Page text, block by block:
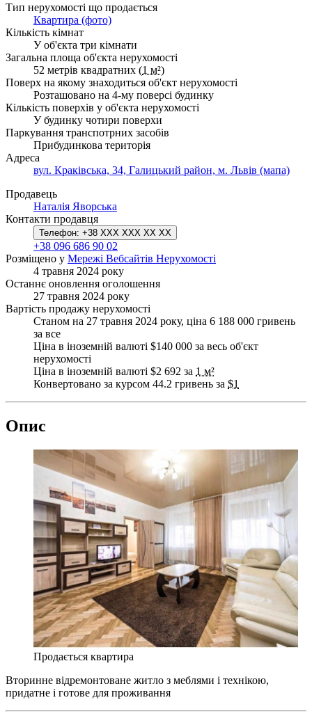
Тип нерухомості що продається
Квартира (фото)
Кількість кімнат
У об'єкта три кімнати
Загальна площа об'єкта нерухомості
52 метрів квадратних (1 м²)
Поверх на якому знаходиться об'єкт нерухомості
Розташовано на 4-му поверсі будинку
Кількість поверхів у об'єкта нерухомості
У будинку чотири поверхи
Паркування транспотрних засобів
Прибудинкова територія
Адреса
вул. Краківська, 34, Галицький район, м. Львів (мапа)
Продавець
Наталія Яворська
Контакти продавця
Телефон: +38 XXX XXX XX XX
+38 096 686 90 02
Розміщено у Мережі Вебсайтів Нерухомості
4 травня 2024 року
Останнє оновлення оголошення
27 травня 2024 року
Вартість продажу нерухомості
Станом на 27 травня 2024 року, ціна 6 188 000 гривень
за все
Ціна в іноземній валюті $140 000 за весь об'єкт
нерухомості
Ціна в іноземній валюті $2 692 за 1 м²
Конвертовано за курсом 44.2 гривень за $1
Опис
Продається квартира
Вторинне відремонтоване житло з меблями і технікою,
придатне і готове для проживання